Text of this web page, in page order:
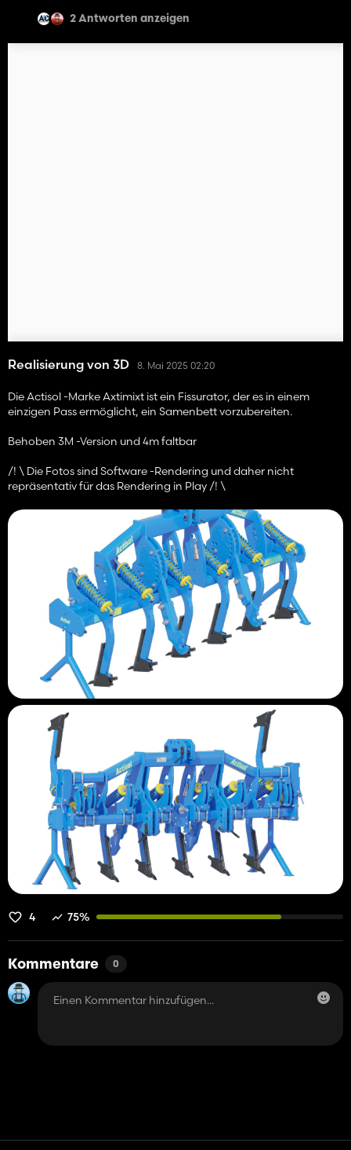
2 Antworten anzeigen
Realisierung von 3D 8. Mai 2025 02:20
Die Actisol -Marke Axtimixt ist ein Fissurator, der es in einem
einzigen Pass ermöglicht, ein Samenbett vorzubereiten.
Behoben 3M -Version und 4m faltbar
/! \ Die Fotos sind Software -Rendering und daher nicht
repräsentativ für das Rendering in Play /! \
4 75%
Kommentare 0